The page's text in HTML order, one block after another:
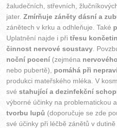
žaludečních, střevních,
jater.Zmírňuje záněty dásní a
zánětech v krku a odhleňuje. Také
Uplatnění najde i přitřesu končetin
činnost nervové soustavy .
noční pocení (zejména
nebo pubertě), pomáhá při
produkci mateřského mléka. V
svéstahující a dezinfekční
výborné účinky na problematickou
tvorbu lupů (doporučuje se zde
své účinky při léčbě zánětů v